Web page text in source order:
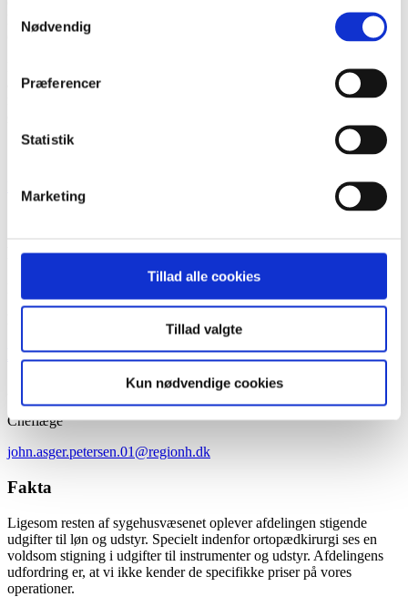
Nødvendig
Præferencer
Statistik
Marketing
Tillad alle cookies
Tillad valgte
Kun nødvendige cookies
hvilket udstyr der skal bruges, hvad udstyret koster og hvor mange
operationer, der udføres.
Problemet er at data er gemt i forskellige systemer (SAP, SP, og
afdelingens excel ark). Hvis man kunne sammenkøre data kunne
man nemt få et overblik over priser for operationerne og optimere
Se hvad andre studerende har udviklet
Partnere
Kontakt
Cheflæge
john.asger.petersen.01@regionh.dk
Fakta
Ligesom resten af sygehusvæsenet oplever afdelingen stigende
udgifter til løn og udstyr. Specielt indenfor ortopædkirurgi ses en
voldsom stigning i udgifter til instrumenter og udstyr. Afdelingens
udfordring er, at vi ikke kender de specifikke priser på vores
operationer.